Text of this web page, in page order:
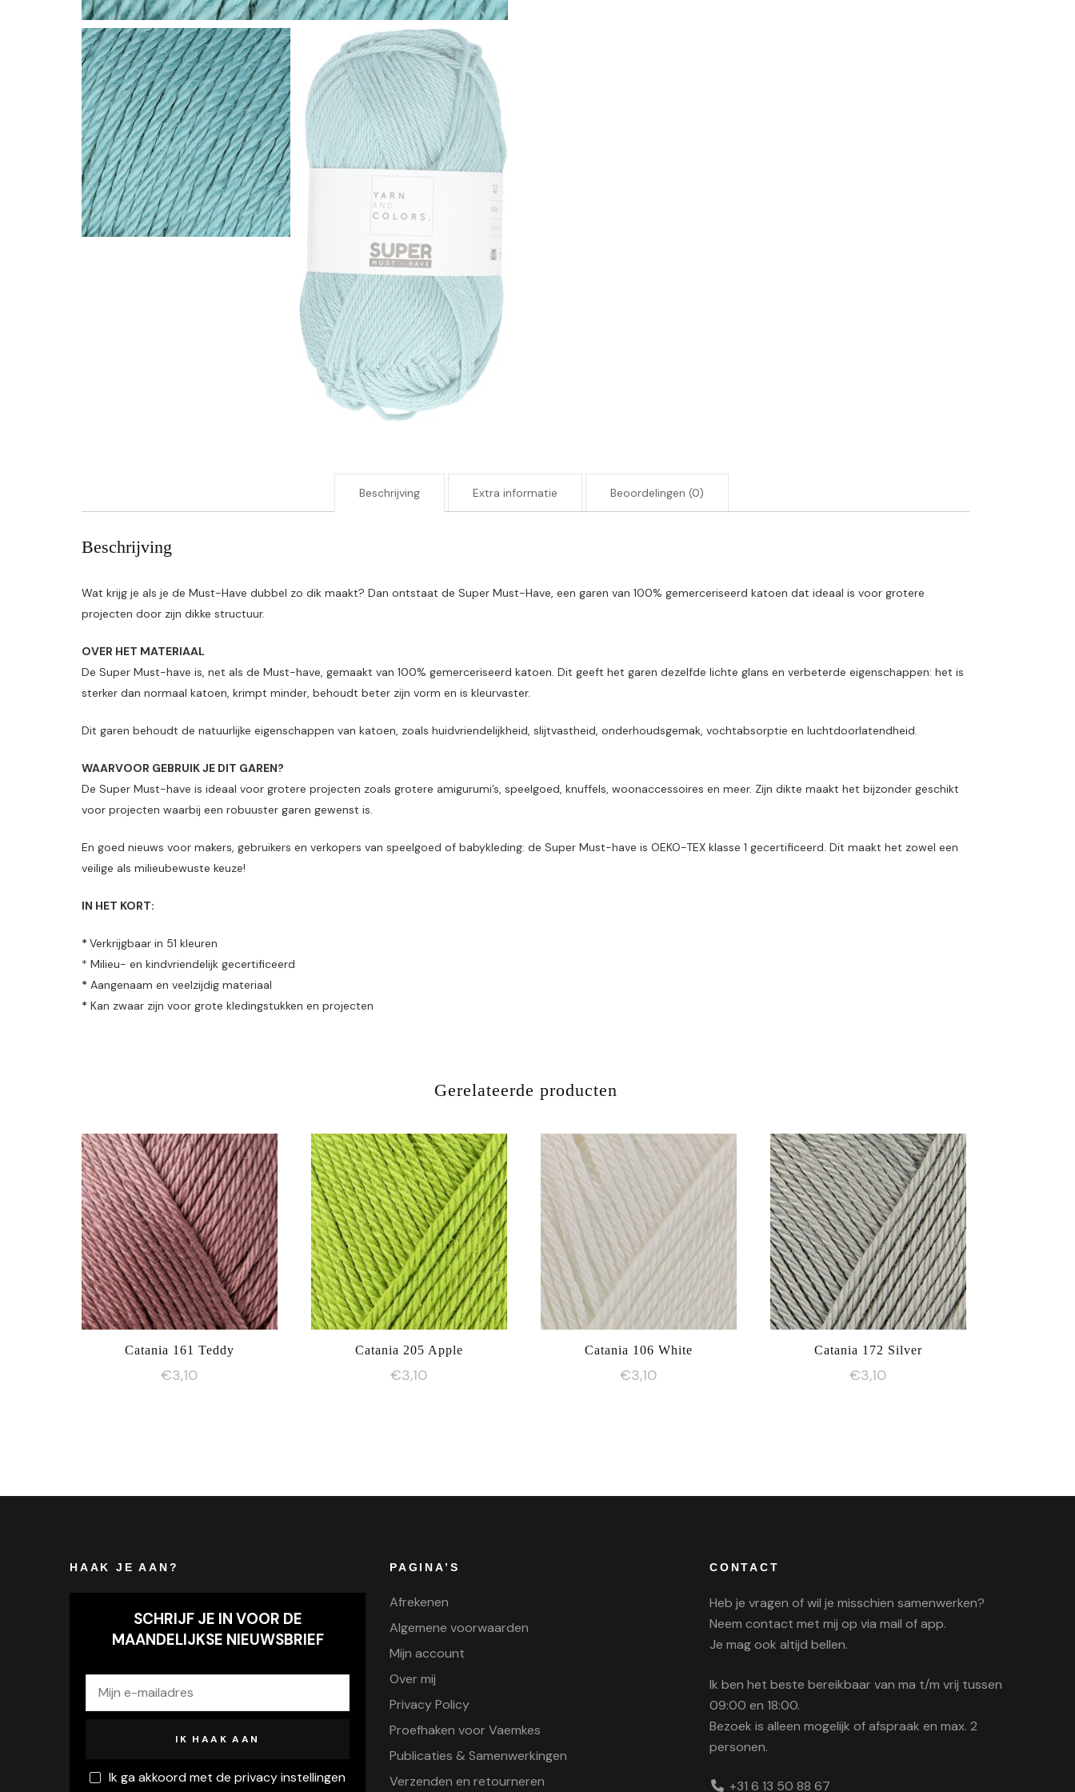
Beschrijving Extra informatie Beoordelingen (0)
Beschrijving
Wat krijg je als je de Must-Have dubbel zo dik maakt? Dan ontstaat de Super Must-Have, een garen van 100% gemerceriseerd katoen dat ideaal is voor grotere
projecten door zijn dikke structuur.
OVER HET MATERIAAL
De Super Must-have is, net als de Must-have, gemaakt van 100% gemerceriseerd katoen. Dit geeft het garen dezelfde lichte glans en verbeterde eigenschappen: het is
sterker dan normaal katoen, krimpt minder, behoudt beter zijn vorm en is kleurvaster.
Dit garen behoudt de natuurlijke eigenschappen van katoen, zoals huidvriendelijkheid, slijtvastheid, onderhoudsgemak, vochtabsorptie en luchtdoorlatendheid.
WAARVOOR GEBRUIK JE DIT GAREN?
De Super Must-have is ideaal voor grotere projecten zoals grotere amigurumi’s, speelgoed, knuffels, woonaccessoires en meer. Zijn dikte maakt het bijzonder geschikt
voor projecten waarbij een robuuster garen gewenst is.
En goed nieuws voor makers, gebruikers en verkopers van speelgoed of babykleding: de Super Must-have is OEKO-TEX klasse 1 gecertificeerd. Dit maakt het zowel een
veilige als milieubewuste keuze!
IN HET KORT:
* Verkrijgbaar in 51 kleuren
* Milieu- en kindvriendelijk gecertificeerd
* Aangenaam en veelzijdig materiaal
* Kan zwaar zijn voor grote kledingstukken en projecten
Gerelateerde producten
Catania 161 Teddy
€3,10
Catania 205 Apple
€3,10
Catania 106 White
€3,10
Catania 172 Silver
€3,10
HAAK JE AAN?
SCHRIJF JE IN VOOR DE
MAANDELIJKSE NIEUWSBRIEF
Ik ga akkoord met de privacy instellingen
PAGINA’S
Afrekenen
Algemene voorwaarden
Mijn account
Over mij
Privacy Policy
Proefhaken voor Vaemkes
Publicaties & Samenwerkingen
Verzenden en retourneren
CONTACT
Heb je vragen of wil je misschien samenwerken?
Neem contact met mij op via mail of app.
Je mag ook altijd bellen.
Ik ben het beste bereikbaar van ma t/m vrij tussen
09:00 en 18:00.
Bezoek is alleen mogelijk of afspraak en max. 2
personen.
+31 6 13 50 88 67